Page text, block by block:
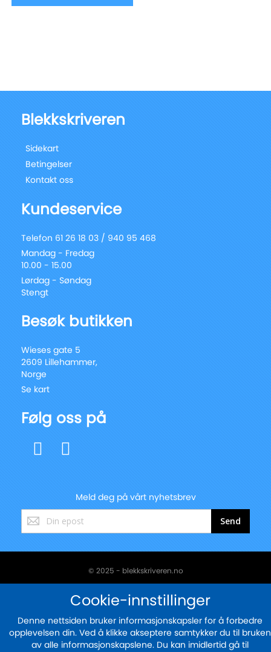
Blekkskriveren
Sidekart
Betingelser
Kontakt oss
Kundeservice
Telefon 61 26 18 03 / 940 95 468
Mandag - Fredag
10.00 - 15.00
Lørdag - Søndag
Stengt
Besøk butikken
Wieses gate 5
2609 Lillehammer,
Norge
Se kart
Følg oss på
Meld deg på vårt nyhetsbrev
Registrer
deg
vårt
Send
© 2025 - blekkskriveren.no
Cookie-innstillinger
Denne nettsiden bruker informasjonskapsler for å forbedre
opplevelsen din. Ved å klikke akseptere samtykker du til bruken
av alle informasjonskapslene. Du kan imidlertid gå til